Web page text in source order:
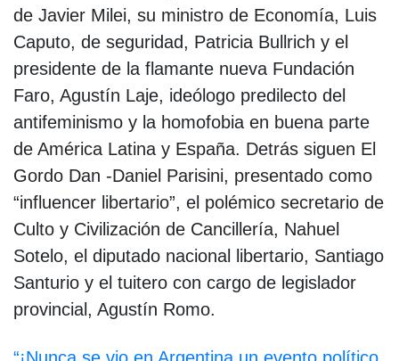
de Javier Milei, su ministro de Economía, Luis
Caputo, de seguridad, Patricia Bullrich y el
presidente de la flamante nueva Fundación
Faro, Agustín Laje, ideólogo predilecto del
antifeminismo y la homofobia en buena parte
de América Latina y España. Detrás siguen El
Gordo Dan -Daniel Parisini, presentado como
“influencer libertario”, el polémico secretario de
Culto y Civilización de Cancillería, Nahuel
Sotelo, el diputado nacional libertario, Santiago
Santurio y el tuitero con cargo de legislador
provincial, Agustín Romo.